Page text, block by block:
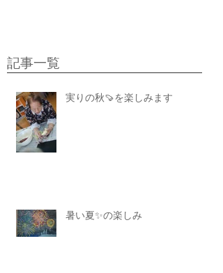
記事一覧
実りの秋🍠を楽しみます
暑い夏✨の楽しみ